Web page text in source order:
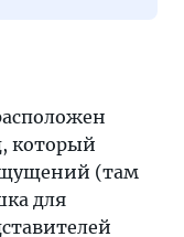
который
(там
для